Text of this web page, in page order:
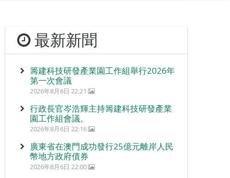
最新新聞
籌建科技研發產業園工作組舉行2026年
第一次會議
2026年8月6日 22:21
行政長官岑浩輝主持籌建科技研發產業
園工作組會議。
2026年8月6日 22:16
廣東省在澳門成功發行25億元離岸人民
幣地方政府債券
2026年8月6日 22:00